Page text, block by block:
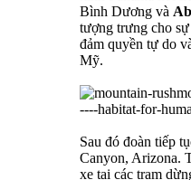
Bình Dương và
tượng trưng cho
đảm quyền tự do
Mỹ.
Sau đó đoàn tiếp
Canyon, Arizona.
xe tại các trạm